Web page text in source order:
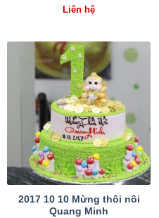
Liên hệ
2017 10 10 Mừng thôi nôi
Quang Minh